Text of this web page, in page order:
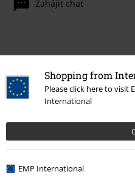
Shopping from
Please click here to visit
International
EMP International
Zahájit chat
Pomoc / FAQ